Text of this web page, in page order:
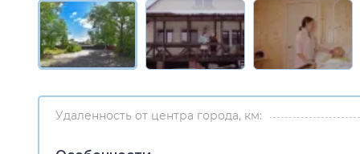
Удаленность от центра города, км: